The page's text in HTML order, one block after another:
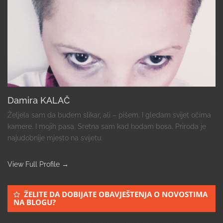
Damira KALAČ
Željela sam da budem slikar, ali – pišem. I gledam svijet očima
kamere. I mojih pasa. Sretna sam kad hodam bosa. Priroda je
najudobnije mjesto na svijetu.
View Full Profile →
ŽELITE DA DOBIJATE OBAVJEŠTENJA O NOVOSTIMA
NA BLOGU?